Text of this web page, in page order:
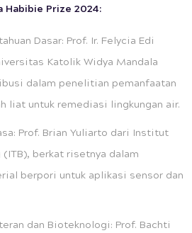
Prize 2024:
Dasar: Prof. Ir. Felycia Edi
Katolik Widya Mandala
dalam penelitian pemanfaatan
liat untuk remediasi lingkungan air.
Prof. Brian Yuliarto dari Institut
(ITB), berkat risetnya dalam
berpori untuk aplikasi sensor dan
dan Bioteknologi: Prof. Bachti